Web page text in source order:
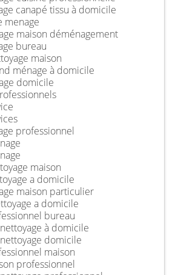
canapé tissu à domicile
menage
maison déménagement
bureau
maison
ménage à domicile
domicile
professionnel
maison
a domicile
maison particulier
a domicile
bureau
à domicile
domicile
maison
professionnel